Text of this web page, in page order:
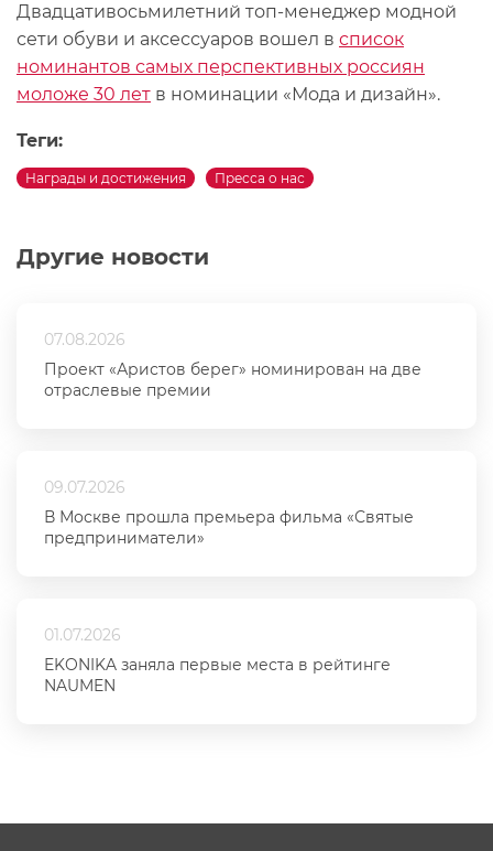
Другие новости
07.08.2026
Проект «Аристов берег» номинирован на две
отраслевые премии
09.07.2026
В Москве прошла премьера фильма «Святые
предприниматели»
01.07.2026
EKONIKA заняла первые места в рейтинге
NAUMEN
Двадцативосьмилетний топ-менеджер модной
сети обуви и аксессуаров вошел в список
номинантов самых перспективных россиян
моложе 30 лет в номинации «Мода и дизайн».
Теги:
Награды и достижения Пресса о нас